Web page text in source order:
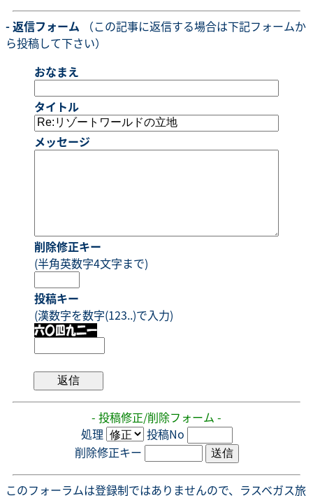
- 返信フォーム （この記事に返信する場合は下記フォームか
ら投稿して下さい）
おなまえ
タイトル
メッセージ
削除修正キー
(半角英数字4文字まで)
投稿キー
(漢数字を数字(123..)で入力)
- 投稿修正/削除フォーム -
処理
投稿No
削除修正キー
このフォーラムは登録制ではありませんので、ラスベガス旅